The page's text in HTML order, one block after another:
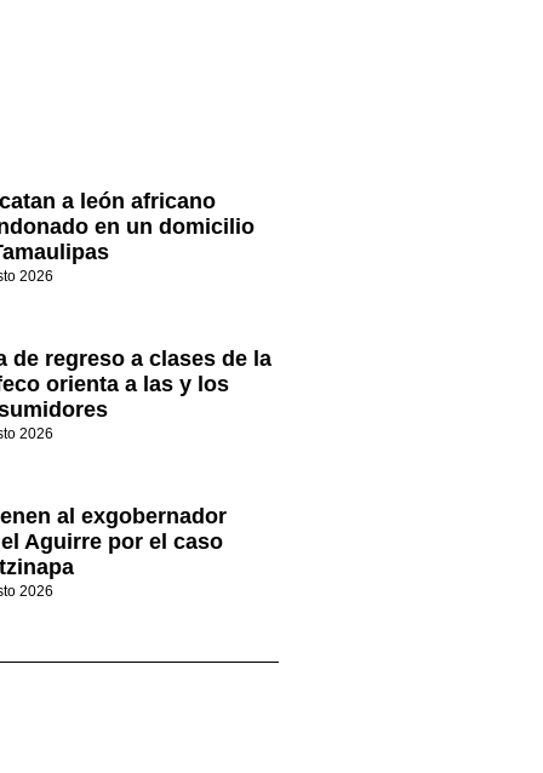
a león africano
en un domicilio
2026
de regreso a clases de la
orienta a las y los
2026
al exgobernador
Aguirre por el caso
2026